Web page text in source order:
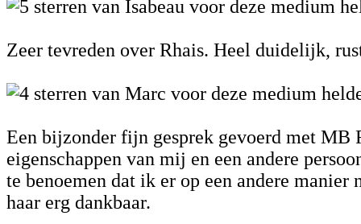
Zeer tevreden over Rhais. Heel duidelijk,
Een bijzonder fijn gesprek gevoerd met MB
eigenschappen van mij en een andere
te benoemen dat ik er op een andere
haar erg dankbaar.